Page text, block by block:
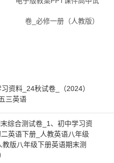
卷_必修一册（人教版）
资料_24秋试卷_（2024）
三英语
综合测试卷_1、初中学习资
英语下册_人教英语八年级
版八年级下册英语期末测